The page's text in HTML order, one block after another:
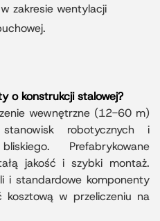
zakresie wentylacji
o konstrukcji stalowej?
wewnętrzne (12-60 m)
robotycznych i
Prefabrykowane
jakość i szybki montaż.
i standardowe komponenty
kosztową w przeliczeniu na